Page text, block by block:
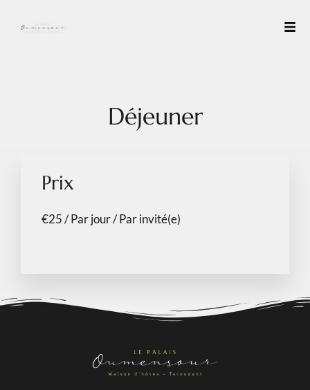
Déjeuner
Prix
€25/ Par jour / Par invité(e)